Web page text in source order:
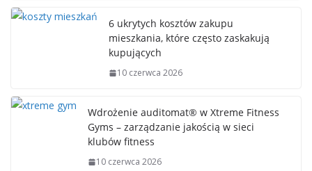
6 ukrytych kosztów zakupu
mieszkania, które często zaskakują
kupujących
10 czerwca 2026
Wdrożenie auditomat® w Xtreme Fitness
Gyms – zarządzanie jakością w sieci
klubów fitness
10 czerwca 2026